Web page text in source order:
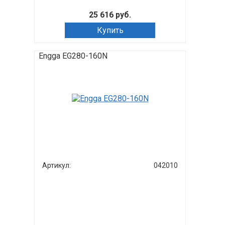
25 616 руб.
Купить
Engga EG280-160N
Артикул: 042010